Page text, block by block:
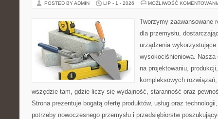
POSTED BY ADMIN LIP - 1 - 2026 MOŻLIWOŚĆ
Tworzymy zaawansowane
dla przemysłu,
urządzenia wykorzystujące
wysokociśnieniową. Nasza
na projektowaniu,
kompleksowych
wszędzie tam, gdzie liczy się wydajność, staranność oraz
Strona prezentuje bogatą ofertę produktów, usług oraz
potrzeby nowoczesnego przemysłu i przedsiębiorstw